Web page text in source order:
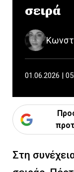
σειρά
01.06.2026 |
Στη